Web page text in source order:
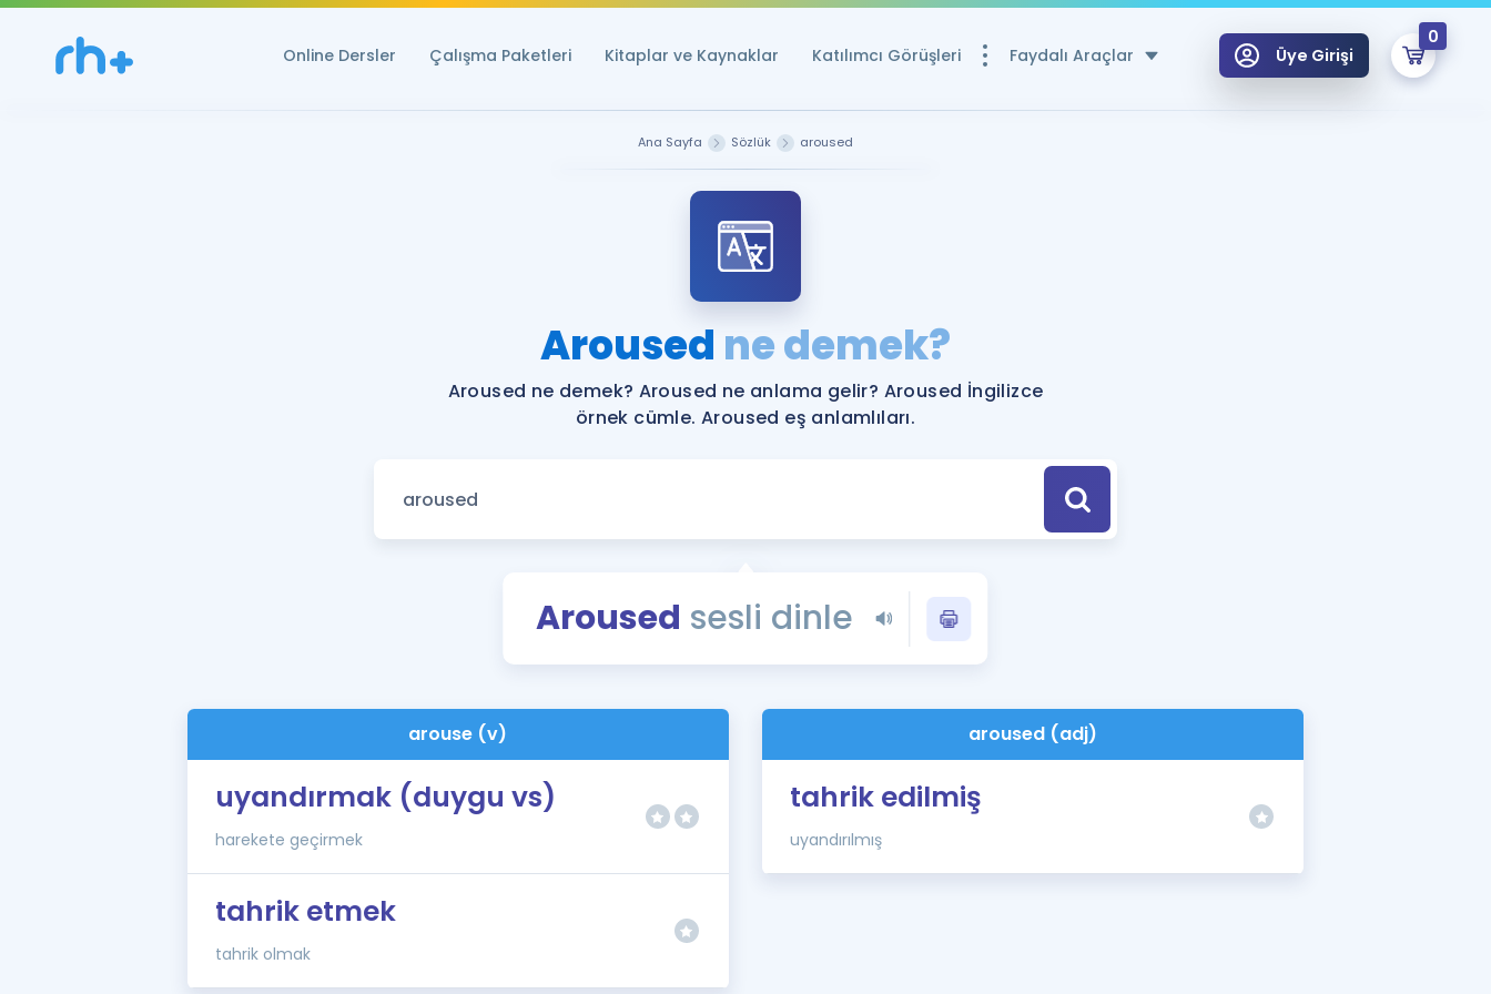
Online Dersler Çalışma Paketleri Kitaplar ve Kaynaklar Katılımcı Görüşleri Faydalı Araçlar
YDS ve YÖKDİL Puan Hesaplama Aracı
Rehberlik Aracı
YDS ve YÖKDİL'e Hazırlananlar için Öneriler
Tüm ÖSYM Sınavları Tek Takvimde
YDS - YÖKDİL Tüm Sınavlarla İlgili Haberler
İngilizce Gramer
Üye Girişi
0
Ana Sayfa Sözlük aroused
Aroused ne demek?
Aroused ne demek? Aroused ne anlama gelir? Aroused İngilizce
örnek cümle. Aroused eş anlamlıları.
Aroused sesli dinle
arouse (v)
uyandırmak (duygu vs)
harekete geçirmek
tahrik etmek
tahrik olmak
aroused (adj)
tahrik edilmiş
uyandırılmış